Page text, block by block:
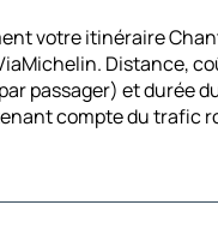
votre itinéraire
Distance,
passager) et durée
compte du trafic
et plans